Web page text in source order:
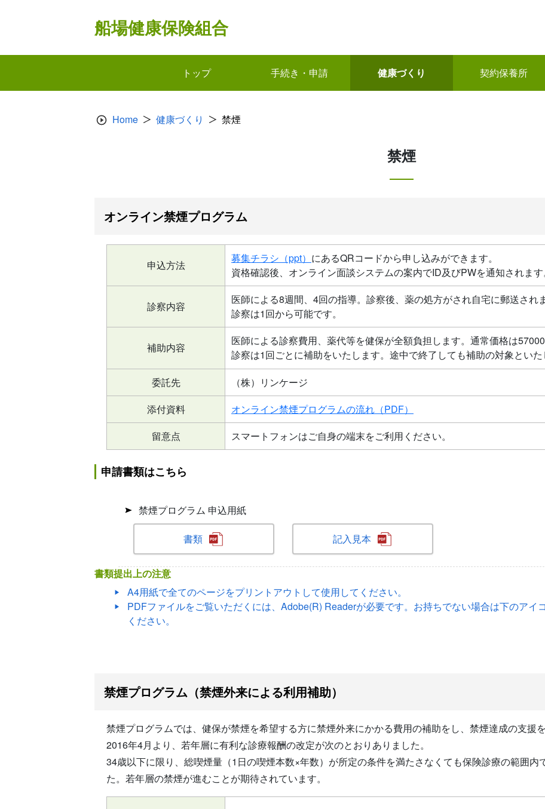
船場健康保険組合
トップ 手続き・申請 健康づくり 契約保養所
Home 健康づくり 禁煙
禁煙
オンライン禁煙プログラム
申込方法
募集チラシ（ppt） にあるQRコードから申し込みができます。
資格確認後、オンライン面談システムの案内でID及びPWを通知されます
診察内容
医師による8週間、4回の指導。診察後、薬の処方がされ自宅に郵送されま
診察は1回から可能です。
補助内容
医師による診察費用、薬代等を健保が全額負担します。通常価格は
診察は1回ごとに補助をいたします。途中で終了しても補助の対象といた
委託先
（株）リンケージ
添付資料
オンライン禁煙プログラムの流れ（PDF）
留意点
スマートフォンはご自身の端末をご利用ください。
申請書類はこちら
禁煙プログラム 申込用紙
書類 記入見本
書類提出上の注意
A4用紙で全てのページをプリントアウトして使用してください。
PDFファイルをご覧いただくには、Adobe(R) Readerが必要です。お持ちでない場合は下のアイ
ください。
禁煙プログラム（禁煙外来による利用補助）
禁煙プログラムでは、健保が禁煙を希望する方に禁煙外来にかかる費用の補助をし、禁煙達成の支援を
2016年4月より、若年層に有利な診療報酬の改定が次のとおりありました。
34歳以下に限り、総喫煙量（1日の喫煙本数×年数）が所定の条件を満たさなくても保険診療の範囲内
た。若年層の禁煙が進むことが期待されています。